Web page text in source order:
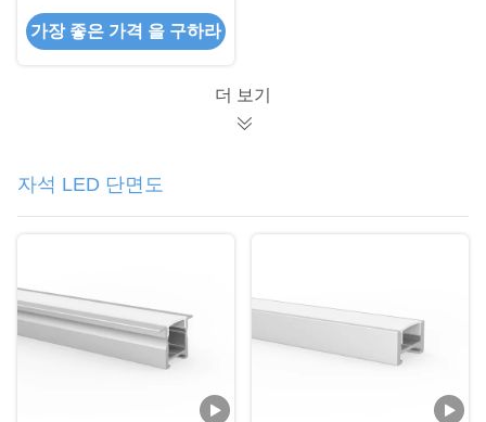
야외 응용 깊이인 바닥
가장 좋은 가격 을 구하라
더 보기
자석 LED 단면도